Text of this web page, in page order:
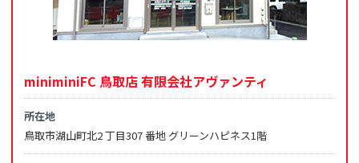
miniminiFC 鳥取店 有限会社アヴァンティ
所在地
鳥取市湖山町北2 丁目307 番地 グリーンハピネス1階